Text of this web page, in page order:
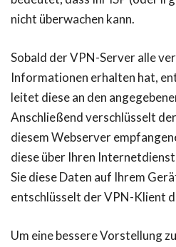
nicht überwachen kann.
Sobald der VPN-Server alle
Informationen erhalten hat,
leitet diese an den
Anschließend verschlüsselt
diesem Webserver
diese über Ihren
Sie diese Daten auf Ihrem
entschlüsselt der VPN-Klient
Um eine bessere Vorstellung